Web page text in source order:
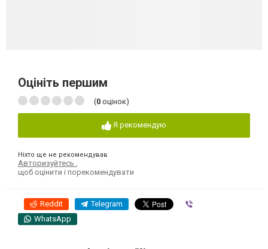
Оцініть першим
(0 оцінок)
Я рекомендую
Ніхто ще не рекомендував
Авторизуйтесь
щоб оцінити і порекомендувати
Reddit Telegram
WhatsApp